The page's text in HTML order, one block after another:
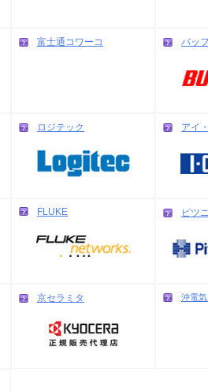
富士通コワーコ バッ
ロジテック アイ
FLUKE ピツ
京セラミタ 沖電